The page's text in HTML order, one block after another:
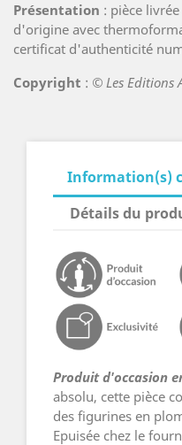
Présentation : pièce
d'origine avec
certificat d'authenticité
Copyright : © Les Editions
Information(s)
Détails du
Produit d'occasion
absolu, cette pièce
des figurines en
Epuisée chez le